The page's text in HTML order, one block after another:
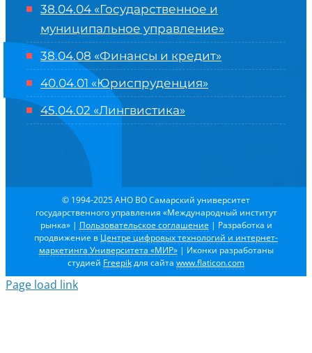
38.04.04 «Государственное и
муниципальное управление»
38.04.08 «Финансы и кредит»
40.04.01 «Юриспруденция»
45.04.02 «Лингвистика»
© 1994-2025 АНО ВО Самарский университет
государственного управления «Международный институт
рынка» | Пользовательское соглашение | Разработка и
продвижение в Центре цифровых технологий и интернет-
маркетинга Университета «МИР»| Иконки разработаны
студией Freepikдля сайта www.flaticon.com
Page load link